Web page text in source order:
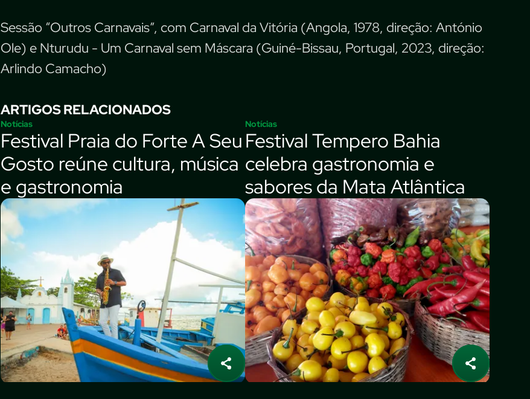
Sessão “Outros Carnavais”, com Carnaval da Vitória (Angola, 1978, direção: António
Ole) e Nturudu - Um Carnaval sem Máscara (Guiné-Bissau, Portugal, 2023, direção:
Arlindo Camacho)
ARTIGOS RELACIONADOS
Notícias
Festival Praia do Forte A Seu
Gosto reúne cultura, música
e gastronomia
Notícias
Festival Tempero Bahia
celebra gastronomia e
sabores da Mata Atlântica